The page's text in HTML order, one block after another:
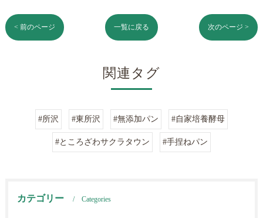
< 前のページ 一覧に戻る 次のページ >
関連タグ
#所沢 #東所沢 #無添加パン #自家培養酵母
#ところざわサクラタウン #手捏ねパン
カテゴリー Categories